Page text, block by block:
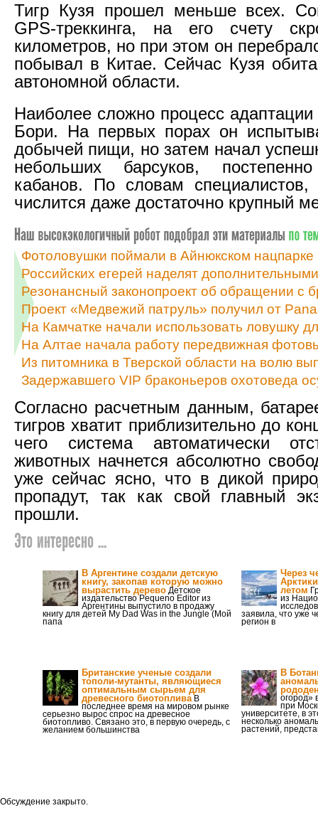
Тигр Кузя прошел меньше всех.
GPS-треккинга, на его счету
километров, но при этом он
побывал в Китае. Сейчас Кузя
автономной области.
Наиболее сложно процесс
Бори. На первых порах он
добычей пищи, но затем начал
небольших барсуков,
кабанов. По словам
числится даже достаточно крупный
Фотоловушки поймали в Айнюкском нацпарке
Российских егерей наделят
Резонансный законопроект об обращении с
Проект «Медвежий патруль» получил от
На Камчатке начали использовать ловушку
На Алтае начала работу передвижная
Из питомника в Тверской области на волю
Задержавшего VIP браконьеров охотоведа
Согласно расчетным данным,
тигров хватит приблизительно до
чего система автоматически
животных начнется абсолютно
уже сейчас ясно, что в дикой
пропадут, так как свой главный
прошли.
Это интересно ...
В Аргентине создали детскую
книгу, закопав которую можно
вырастить дерево Детское
издательство Pequeno Editor из
Аргентины выпустило в продажу
книгу для детей My Dad Was in the Jungle (Мой
папа
Через
летом
из
заявила, что уже
регион в
Британские ученые создали
тополи-мутанты, являющиеся
оптимальным сырьем для
древесного биотопливаВ
последнее время на мировом рынке
серьезно вырос спрос на древесное
биотопливо. Связано это, в первую очередь, с
желанием большинства
В
огород»
при
университете, в
несколько
растений,
Обсуждение закрыто.